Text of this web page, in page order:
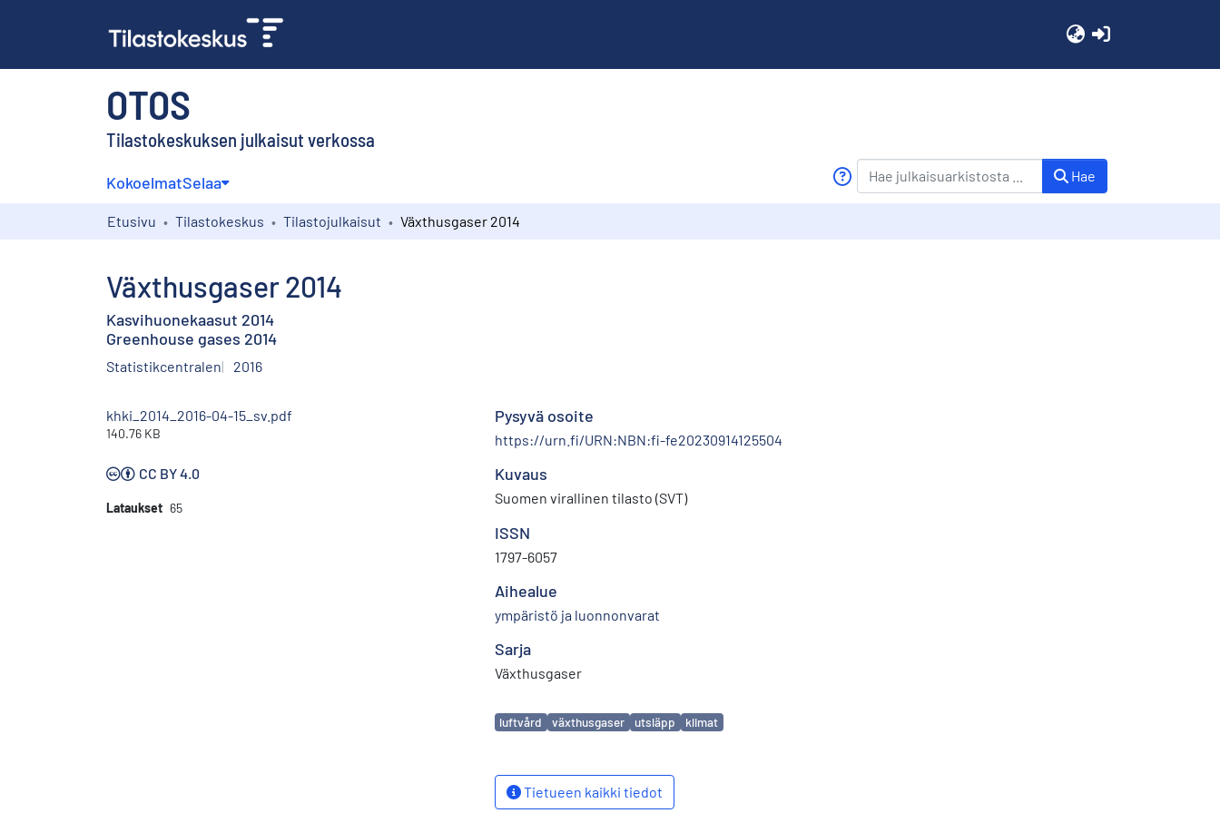
OTOS
Tilastokeskuksen julkaisut verkossa
KokoelmatSelaa Hae
Etusivu Tilastokeskus Tilastojulkaisut Växthusgaser 2014
Växthusgaser 2014
Kasvihuonekaasut 2014
Greenhouse gases 2014
Statistikcentralen 2016
khki_2014_2016-04-15_sv.pdf
140.76 KB
CC BY 4.0
Lataukset 65
Pysyvä osoite
https://urn.fi/URN:NBN:fi-fe20230914125504
Kuvaus
Suomen virallinen tilasto (SVT)
ISSN
1797-6057
Aihealue
ympäristö ja luonnonvarat
Sarja
Växthusgaser
Avainsanat
luftvård växthusgaser utsläpp klimat
Tietueen kaikki tiedot